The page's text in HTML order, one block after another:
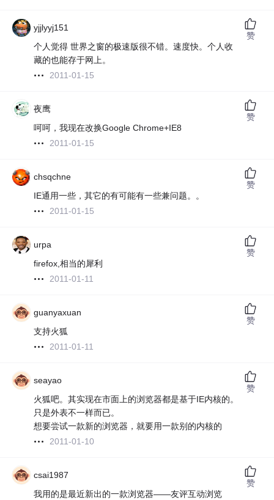
yjjlyyj151
个人觉得 世界之窗的极速版很不错。速度快。个人收
藏的也能存于网上。
2011-01-15
赞
夜鹰
呵呵，我现在改换Google Chrome+IE8
2011-01-15
赞
chsqchne
IE通用一些，其它的有可能有一些兼问题。。
2011-01-15
赞
urpa
firefox,相当的犀利
2011-01-11
赞
guanyaxuan
支持火狐
2011-01-11
赞
seayao
火狐吧。其实现在市面上的浏览器都是基于IE内核的。
只是外表不一样而已。
想要尝试一款新的浏览器，就要用一款别的内核的
2011-01-10
赞
csai1987
我用的是最近新出的一款浏览器——友评互动浏览
赞